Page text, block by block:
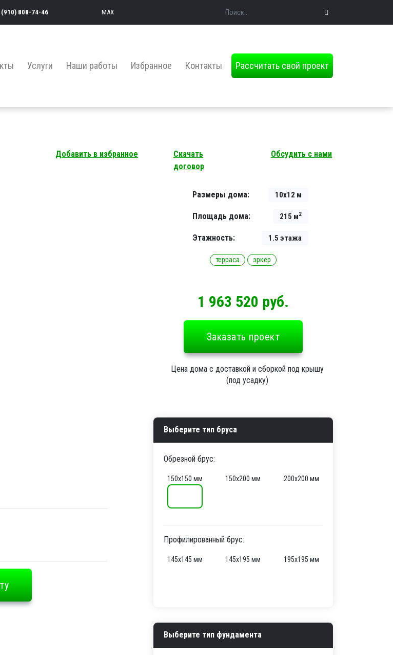
MAX
(910) 808-74-46 Поиск
Услуги Наши работы Избранное Контакты Рассчитать свой проект
Добавить в избранное
Скачать
договор
Обсудить с нами
Размеры дома: 10х12 м
Площадь дома: 215 м2
Этажность: 1.5 этажа
терраса эркер
1 963 520 руб.
Заказать проект
Цена дома с доставкой и сборкой под крышу
(под усадку)
Выберите тип бруса
Обрезной брус:
150х150 мм 150х200 мм 200х200 мм
Профилированный брус:
145х145 мм 145х195 мм 195х195 мм
Выберите тип фундамента